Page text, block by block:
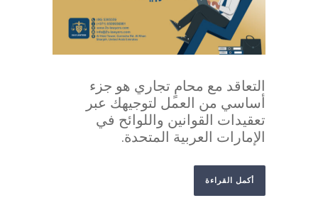
التعاقد مع محامٍ تجاري هو جزء
أساسي من العمل لتوجيهك عبر
تعقيدات القوانين واللوائح في
الإمارات العربية المتحدة.
أكمل القراءة